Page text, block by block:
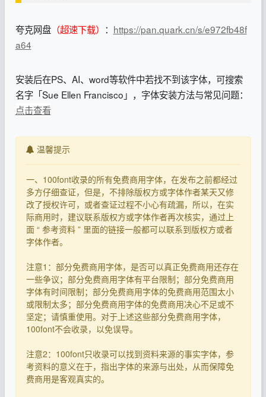
夸克网盘（超速下载） ： https://pan.quark.cn/s/e972fb48f
a64
安装后在PS、AI、word等软件中若找不到该字体，可搜索
名字「Sue Ellen Francisco」，字体安装方法与常见问题：
点击查看
温馨提示
一、100font收录的所有免费商用字体，在发布之前都经过
多方仔细查证，但是，不排除版权方或字体作者某天又修
改了授权许可，或者查证过程不小心有疏漏，所以，在实
际商用时，建议联系版权方或字体作者再次核实，通过上
面 “ 参考资料 ” 里面的链接一般都可以联系到版权方或者
字体作者。
注意1：部分免费商用字体，是否可以真正免费商用还存在
一些争议；部分免费商用字体有平台限制；部分免费商用
字体有时间限制；部分免费商用字体的免费商用范围太小
或限制太多；部分免费商用字体的免费商用决心不足或不
坚定；请慎重使用。对于上述这些部分免费商用字体，
100font不会收录，以免误导。
注意2：100font只收录可以找到资料来源的事实字体，参
考资料的意义在于，指出字体的来源与出处，从而保障免
费商用是客观真实的。